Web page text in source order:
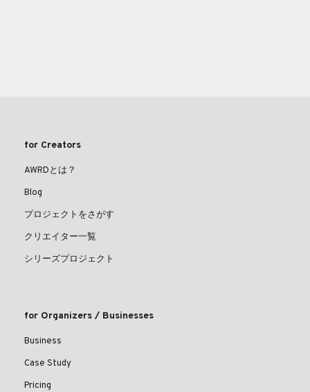
for Creators
AWRDとは？
Blog
プロジェクトをさがす
クリエイター一覧
シリーズプロジェクト
for Organizers / Businesses
Business
Case Study
Pricing